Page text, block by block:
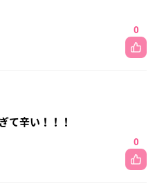
0
て辛い！！！
0